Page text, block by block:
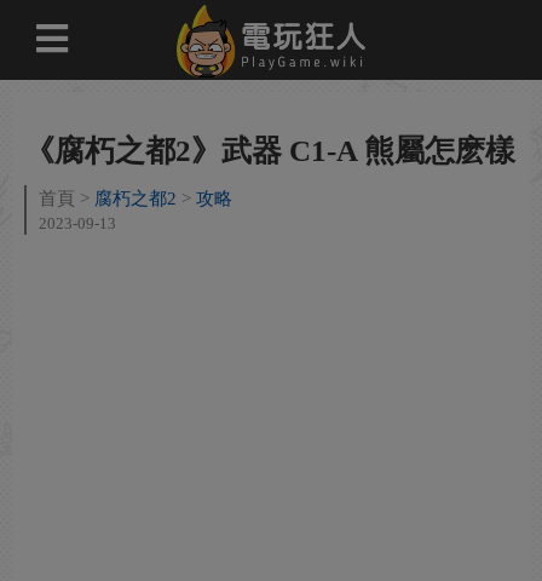
《腐朽之都2》武器 C1-A 熊屬怎麽樣
首頁 腐朽之都2 攻略
2023-09-13